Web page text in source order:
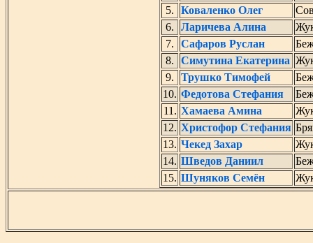
5.
Коваленко Олег
6.
Ларичева Алина
7.
Сафаров Руслан
8.
Симутина Екатерина
9.
Трушко Тимофей
10. Федотова Стефания
11. Хамаева Амина
12. Христофор Стефания
13. Чекед Захар
14. Шведов Даниил
15. Шуняков Семён